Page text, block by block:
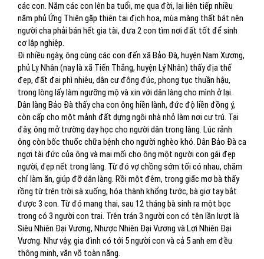
các con. Năm các con lên ba tuổi, mẹ qua đời, lại liên tiếp nhiều
năm phủ Ứng Thiên gặp thiên tai địch họa, mùa màng thất bát nên
người cha phải bán hết gia tài, đưa 2 con tìm nơi đất tốt để sinh
cơ lập nghiệp.
Đi nhiều ngày, ông cùng các con đến xã Bảo Đà, huyện Nam Xương,
phủ Lỵ Nhân (nay là xã Tiến Thắng, huyện Lý Nhân) thấy địa thế
đẹp, đất đai phì nhiêu, dân cư đông đúc, phong tục thuần hậu,
trong lòng lấy làm ngưỡng mộ và xin với dân làng cho mình ở lại.
Dân làng Bảo Đà thấy cha con ông hiền lành, đức độ liền đồng ý,
còn cấp cho một mảnh đất dựng ngôi nhà nhỏ làm nơi cư trú. Tại
đây, ông mở trường dạy học cho người dân trong làng. Lúc rảnh
ông còn bốc thuốc chữa bệnh cho người nghèo khó. Dân Bảo Đà ca
ngợi tài đức của ông và mai mối cho ông một người con gái đẹp
người, đẹp nết trong làng. Từ đó vợ chồng sớm tối có nhau, chăm
chỉ làm ăn, giúp đỡ dân làng. Rồi một đêm, trong giấc mơ bà thấy
rồng từ trên trời sà xuống, hóa thành khổng tước, bà giơ tay bắt
được 3 con. Từ đó mang thai, sau 12 tháng bà sinh ra một bọc
trong có 3 người con trai. Trên trán 3 người con có tên lần lượt là
Siêu Nhiên Đại Vương, Nhược Nhiên Đại Vương và Lợi Nhiên Đại
Vương. Như vậy, gia đình có tới 5 người con và cả 5 anh em đều
thông minh, văn võ toàn năng.